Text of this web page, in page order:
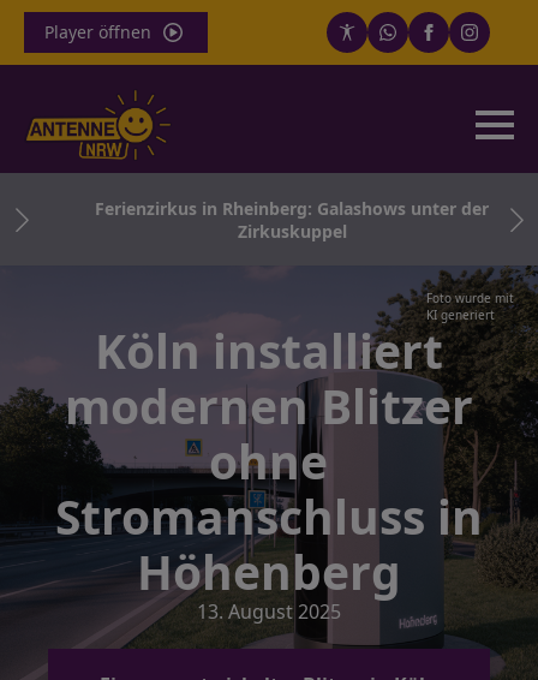
Player öffnen
Ferienzirkus in Rheinberg: Galashows unter der
Zirkuskuppel
Foto wurde mit
KI generiert
Köln installiert
modernen Blitzer
ohne
Stromanschluss in
Höhenberg
13. August 2025